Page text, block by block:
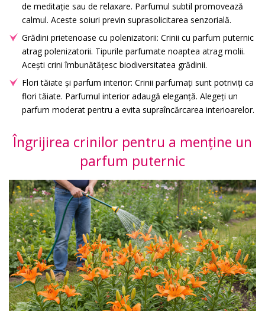
de meditație sau de relaxare. Parfumul subtil promovează
calmul. Aceste soiuri previn suprasolicitarea senzorială.
Grădini prietenoase cu polenizatorii: Crinii cu parfum puternic
atrag polenizatorii. Tipurile parfumate noaptea atrag molii.
Acești crini îmbunătățesc biodiversitatea grădinii.
Flori tăiate și parfum interior: Crinii parfumați sunt potriviți ca
flori tăiate. Parfumul interior adaugă eleganță. Alegeți un
parfum moderat pentru a evita supraîncărcarea interioarelor.
Îngrijirea crinilor pentru a menține un
parfum puternic